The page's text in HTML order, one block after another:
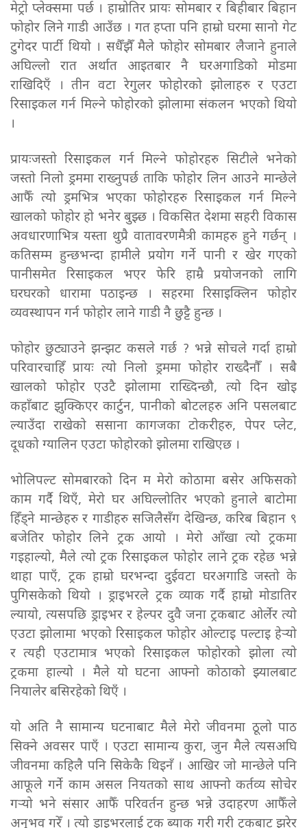
मेट्रो प्लेक्समा पर्छ । हाम्रोतिर प्रायः सोमबार र बिहीबार बिहान
फोहोर लिने गाडी आउँछ । गत हप्ता पनि हाम्रो घरमा सानो गेट
टुगेदर पार्टी थियो । सधैँझैँ मैले फोहोर सोमबार लैजाने हुनाले
अघिल्लो रात अर्थात आइतबार नै घरअगाडिको मोडमा
राखिदिएँ । तीन वटा रेगुलर फोहोरको झोलाहरु र एउटा
रिसाइकल गर्न मिल्ने फोहोरको झोलामा संकलन भएको थियो
।
प्रायःजस्तो रिसाइकल गर्न मिल्ने फोहोरहरु सिटीले भनेको
जस्तो निलो ड्रममा राख्नुपर्छ ताकि फोहोर लिन आउने मान्छेले
आफैँ त्यो ड्रमभित्र भएका फोहोरहरु रिसाइकल गर्न मिल्ने
खालको फोहोर हो भनेर बुझ्छ । विकसित देशमा सहरी विकास
अवधारणाभित्र यस्ता थुप्रै वातावरणमैत्री कामहरु हुने गर्छन् ।
कतिसम्म हुन्छभन्दा हामीले प्रयोग गर्ने पानी र खेर गएको
पानीसमेत रिसाइकल भएर फेरि हाम्रै प्रयोजनको लागि
घरघरको धारामा पठाइन्छ । सहरमा रिसाइक्लिन फोहोर
व्यवस्थापन गर्न फोहोर लाने गाडी नै छुट्टै हुन्छ ।
फोहोर छुट्याउने झन्झट कसले गर्छ ? भन्ने सोचले गर्दा हाम्रो
परिवारचाहिँ प्रायः त्यो निलो ड्रममा फोहोर राख्दैनौँ । सबै
खालको फोहोर एउटै झोलामा राख्दिन्छौ, त्यो दिन खोइ
कहाँबाट झुक्किएर कार्टुन, पानीको बोटलहरु अनि पसलबाट
ल्याउँदा राखेको ससाना कागजका टोकरीहरु, पेपर प्लेट,
दूधको ग्यालिन एउटा फोहोरको झोलमा राखिएछ ।
भोलिपल्ट सोमबारको दिन म मेरो कोठामा बसेर अफिसको
काम गर्दै थिएँ, मेरो घर अघिल्लोतिर भएको हुनाले बाटोमा
हिँड्ने मान्छेहरु र गाडीहरु सजिलैसँग देखिन्छ, करिब बिहान ९
बजेतिर फोहोर लिने ट्रक आयो । मेरो आँखा त्यो ट्रकमा
गइहाल्यो, मैले त्यो ट्रक रिसाइकल फोहोर लाने ट्रक रहेछ भन्ने
थाहा पाएँ, ट्रक हाम्रो घरभन्दा दुईवटा घरअगाडि जस्तो के
पुगिसकेको थियो । ड्राइभरले ट्रक व्याक गर्दै हाम्रो मोडातिर
ल्यायो, त्यसपछि ड्राइभर र हेल्पर दुवै जना ट्रकबाट ओर्लेर त्यो
एउटा झोलामा भएको रिसाइकल फोहोर ओल्टाइ पल्टाइ हेर्‍यो
र त्यही एउटामात्र भएको रिसाइकल फोहोरको झोला त्यो
ट्रकमा हाल्यो । मैले यो घटना आफ्नो कोठाको झ्यालबाट
नियालेर बसिरहेको थिएँ ।
यो अति नै सामान्य घटनाबाट मैले मेरो जीवनमा ठूलो पाठ
सिक्ने अवसर पाएँ । एउटा सामान्य कुरा, जुन मैले त्यसअघि
जीवनमा कहिलै पनि सिकेकै थिइनँ । आखिर जो मान्छेले पनि
आफूले गर्ने काम असल नियतको साथ आफ्नो कर्तव्य सोचेर
गर्‍यो भने संसार आफैँ परिवर्तन हुन्छ भन्ने उदाहरण आफैँले
अनुभव गरेँ । त्यो ड्राइभरलाई ट्रक ब्याक गरी गरी ट्रकबाट झरेर